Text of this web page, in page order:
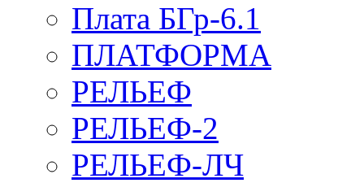
Плата БГр-6.1
ПЛАТФОРМА
РЕЛЬЕФ
РЕЛЬЕФ-2
РЕЛЬЕФ-ЛЧ